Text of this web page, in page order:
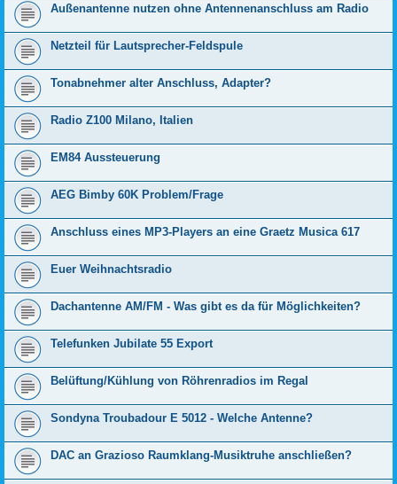
Außenantenne nutzen ohne Antennenanschluss am Radio
Netzteil für Lautsprecher-Feldspule
Tonabnehmer alter Anschluss, Adapter?
Radio Z100 Milano, Italien
EM84 Aussteuerung
AEG Bimby 60K Problem/Frage
Anschluss eines MP3-Players an eine Graetz Musica 617
Euer Weihnachtsradio
Dachantenne AM/FM - Was gibt es da für Möglichkeiten?
Telefunken Jubilate 55 Export
Belüftung/Kühlung von Röhrenradios im Regal
Sondyna Troubadour E 5012 - Welche Antenne?
DAC an Grazioso Raumklang-Musiktruhe anschließen?